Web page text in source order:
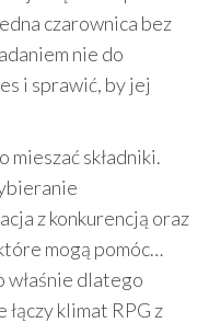
czarownica bez
nie do
i sprawić, by jej
składniki.
z konkurencją oraz
mogą pomóc…
właśnie dlatego
klimat RPG z